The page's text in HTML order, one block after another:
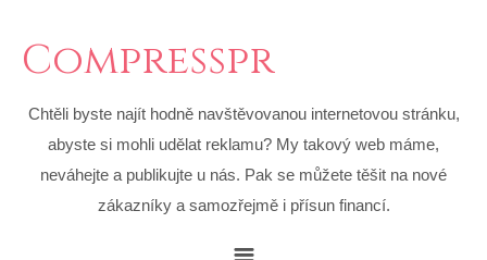
Compresspr
Chtěli byste najít hodně navštěvovanou internetovou stránku,
abyste si mohli udělat reklamu? My takový web máme,
neváhejte a publikujte u nás. Pak se můžete těšit na nové
zákazníky a samozřejmě i přísun financí.